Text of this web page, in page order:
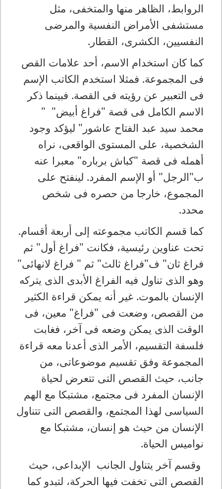
الروابط، الظاهر منها والمتخفى، مثل
مستشفى الأمراض النفسية والمرضى
النفسيين، الكشرى، القطار.
كما كان استخدام الاسم، أحد علامات القص
فى المجموعة. فمثلا استخدم الكاتب الإسم
فى التعبير عن رؤيته فى القصة. فبينما ذكر
الاسم الكامل فى قصة "فراغ أبيض" "
محمد سيد عبد الفتاح عاشور" ليؤكد وجود
الشخصية، على المستوى الواقعى، نراه
أهمله فى قصة "كباش برباره" معبرا عنه
ب"الرجل" أو الإسم المفرد. لينفتح على
المجموع، خارجا من حصره فى شخص
محدد.
كما قسم الكاتب مجموعته إلى أربعة أقسام.
تحت عناوين رئيسية، فكانت "فراغ أول" ثم
فراغ ثان" ف"فراغ ثالث" ثم " فراغ لانهائى"
وهو الذى تناول فيه الفراغ الأبدى الذى يتركه
الإنسان بالموت. غير أنه يمكن قراءة الكثير
من القصص، وضعت فى "فراغ" معين، فى
الوقت الذى يمكن وضعه فى آخر، فغابت
فلسفة التقسيم، الأمر الذى أعدنا معه قراءة
المجموعة وفق تقسيم موضوعاتى، من
جانب، حيث القصص التى تتعرض لحياة
الإنسان المفرد فى مجتمع، مشتبكا مع الهم
السياسى لهذا المجتمع، والقصص التى تتناول
الإنسان من حيث هو إنسان، مشتبكا مع
نواميس الحياة.
وقسم آخر يتناول الجانب الإبداعى، حيث
القصص التى تخفت فيها الحركة، لتبدو كما